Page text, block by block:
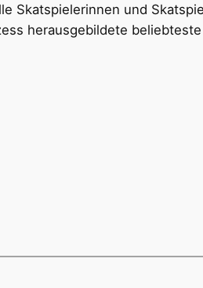
Skatspielerinnen und
herausgebildete